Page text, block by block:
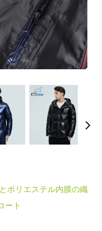
ポリエステル内膜の織
ート